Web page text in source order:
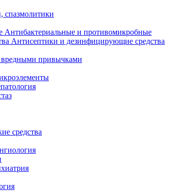
спазмолитики
Антибактериальные и противомикробные
Антисептики и дезинфицирующие средства
вредными привычками
средства